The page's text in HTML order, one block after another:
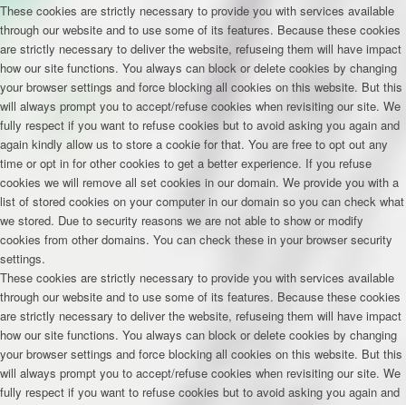
These cookies are strictly necessary to provide you with services available
through our website and to use some of its features. Because these cookies
are strictly necessary to deliver the website, refuseing them will have impact
how our site functions. You always can block or delete cookies by changing
your browser settings and force blocking all cookies on this website. But this
will always prompt you to accept/refuse cookies when revisiting our site. We
fully respect if you want to refuse cookies but to avoid asking you again and
again kindly allow us to store a cookie for that. You are free to opt out any
time or opt in for other cookies to get a better experience. If you refuse
cookies we will remove all set cookies in our domain. We provide you with a
list of stored cookies on your computer in our domain so you can check what
we stored. Due to security reasons we are not able to show or modify
cookies from other domains. You can check these in your browser security
settings.
These cookies are strictly necessary to provide you with services available
through our website and to use some of its features. Because these cookies
are strictly necessary to deliver the website, refuseing them will have impact
how our site functions. You always can block or delete cookies by changing
your browser settings and force blocking all cookies on this website. But this
will always prompt you to accept/refuse cookies when revisiting our site. We
fully respect if you want to refuse cookies but to avoid asking you again and